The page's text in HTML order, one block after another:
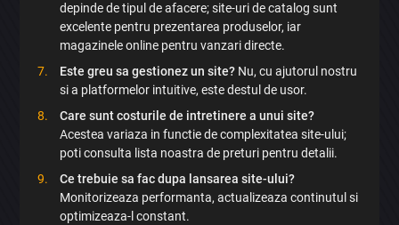
depinde de tipul de afacere; site-uri de catalog sunt
excelente pentru prezentarea produselor, iar
magazinele online pentru vanzari directe.
Este greu sa gestionez un site? Nu, cu ajutorul nostru
si a platformelor intuitive, este destul de usor.
Care sunt costurile de intretinere a unui site?
Acestea variaza in functie de complexitatea site-ului;
poti consulta lista noastra de preturi pentru detalii.
Ce trebuie sa fac dupa lansarea site-ului?
Monitorizeaza performanta, actualizeaza continutul si
optimizeaza-l constant.